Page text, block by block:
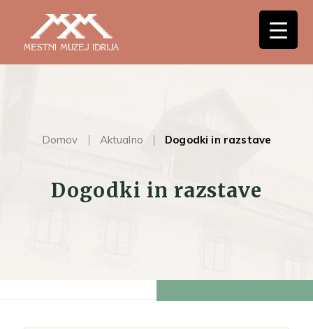
Domov Aktualno Dogodki in razstave
Dogodki in razstave